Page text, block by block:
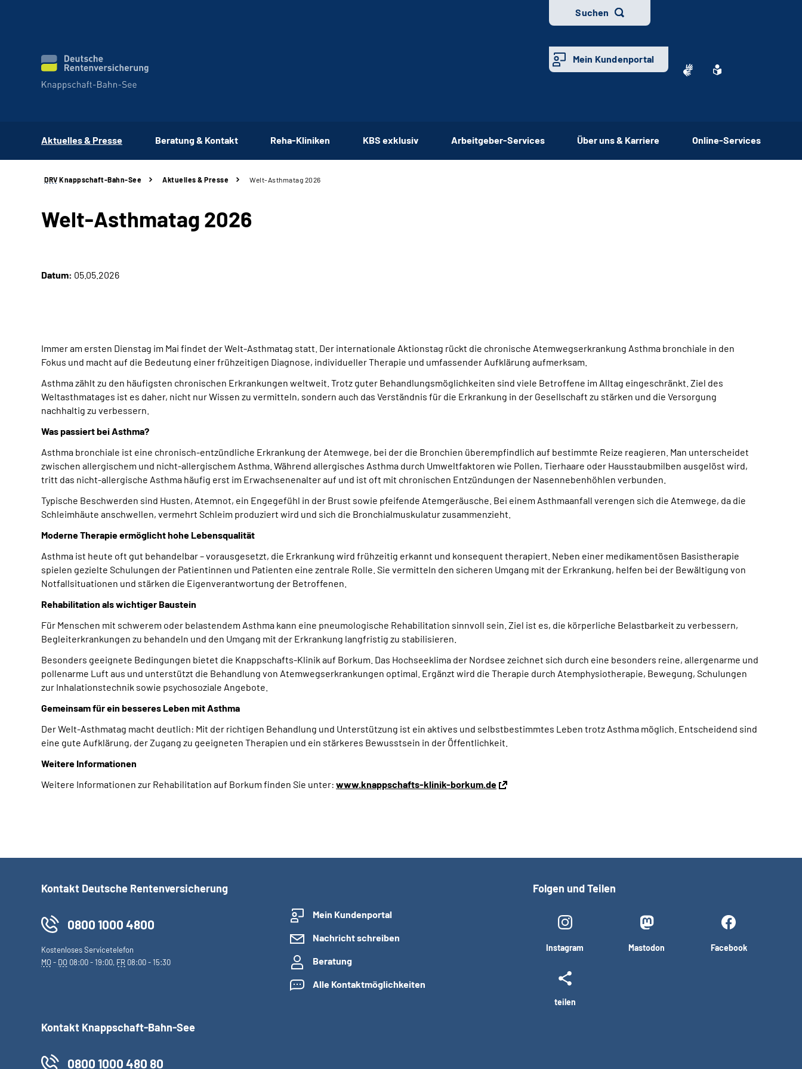
Suchen
Mein Kundenportal
Aktuelles & Presse Beratung & Kontakt Reha-Kliniken KBS exklusiv Arbeitgeber-Services Über uns & Karriere Online-Services
DRV Knappschaft-Bahn-See Aktuelles & Presse Welt-Asthmatag 2026
Welt-Asthmatag 2026
Datum: 05.05.2026
Immer am ersten Dienstag im Mai findet der Welt-Asthmatag statt. Der internationale Aktionstag rückt die chronische Atemwegserkrankung Asthma bronchiale in den
Fokus und macht auf die Bedeutung einer frühzeitigen Diagnose, individueller Therapie und umfassender Aufklärung aufmerksam.
Asthma zählt zu den häufigsten chronischen Erkrankungen weltweit. Trotz guter Behandlungsmöglichkeiten sind viele Betroffene im Alltag eingeschränkt. Ziel des
Weltasthmatages ist es daher, nicht nur Wissen zu vermitteln, sondern auch das Verständnis für die Erkrankung in der Gesellschaft zu stärken und die Versorgung
nachhaltig zu verbessern.
Was passiert bei Asthma?
Asthma bronchiale ist eine chronisch-entzündliche Erkrankung der Atemwege, bei der die Bronchien überempfindlich auf bestimmte Reize reagieren. Man unterscheidet
zwischen allergischem und nicht-allergischem Asthma. Während allergisches Asthma durch Umweltfaktoren wie Pollen, Tierhaare oder Hausstaubmilben ausgelöst wird,
tritt das nicht-allergische Asthma häufig erst im Erwachsenenalter auf und ist oft mit chronischen Entzündungen der Nasennebenhöhlen verbunden.
Typische Beschwerden sind Husten, Atemnot, ein Engegefühl in der Brust sowie pfeifende Atemgeräusche. Bei einem Asthmaanfall verengen sich die Atemwege, da die
Schleimhäute anschwellen, vermehrt Schleim produziert wird und sich die Bronchialmuskulatur zusammenzieht.
Moderne Therapie ermöglicht hohe Lebensqualität
Asthma ist heute oft gut behandelbar – vorausgesetzt, die Erkrankung wird frühzeitig erkannt und konsequent therapiert. Neben einer medikamentösen Basistherapie
spielen gezielte Schulungen der Patientinnen und Patienten eine zentrale Rolle. Sie vermitteln den sicheren Umgang mit der Erkrankung, helfen bei der Bewältigung von
Notfallsituationen und stärken die Eigenverantwortung der Betroffenen.
Rehabilitation als wichtiger Baustein
Für Menschen mit schwerem oder belastendem Asthma kann eine pneumologische Rehabilitation sinnvoll sein. Ziel ist es, die körperliche Belastbarkeit zu verbessern,
Begleiterkrankungen zu behandeln und den Umgang mit der Erkrankung langfristig zu stabilisieren.
Besonders geeignete Bedingungen bietet die Knappschafts-Klinik auf Borkum. Das Hochseeklima der Nordsee zeichnet sich durch eine besonders reine, allergenarme und
pollenarme Luft aus und unterstützt die Behandlung von Atemwegserkrankungen optimal. Ergänzt wird die Therapie durch Atemphysiotherapie, Bewegung, Schulungen
zur Inhalationstechnik sowie psychosoziale Angebote.
Gemeinsam für ein besseres Leben mit Asthma
Der Welt-Asthmatag macht deutlich: Mit der richtigen Behandlung und Unterstützung ist ein aktives und selbstbestimmtes Leben trotz Asthma möglich. Entscheidend sind
eine gute Aufklärung, der Zugang zu geeigneten Therapien und ein stärkeres Bewusstsein in der Öffentlichkeit.
Weitere Informationen
Weitere Informationen zur Rehabilitation auf Borkum finden Sie unter: www.knappschafts-klinik-borkum.de
Kontakt Deutsche Rentenversicherung
0800 1000 4800
Kostenloses Servicetelefon
MO- DO 08:00 - 19:00, FR 08:00 - 15:30
Mein Kundenportal
Nachricht schreiben
Beratung
Alle Kontaktmöglichkeiten
Kontakt Knappschaft-Bahn-See
0800 1000 480 80
Folgen und Teilen
Instagram Mastodon Facebook
teilen